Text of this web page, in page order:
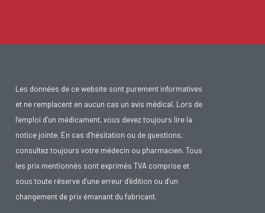
Les données de ce website sont purement informatives
et ne remplacent en aucun cas un avis médical. Lors de
l’emploi d’un médicament, vous devez toujours lire la
notice jointe. En cas d’hésitation ou de questions,
consultez toujours votre médecin ou pharmacien. Tous
les prix mentionnés sont exprimés TVA comprise et
sous toute réserve d’une erreur d’édition ou d’un
changement de prix émanant du fabricant.